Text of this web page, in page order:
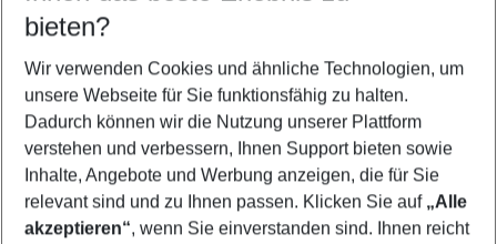
2 Erwachsene Keine Kinder
Mehr Filter anzeigen
bieten?
Wir verwenden Cookies und ähnliche Technologien, um
unsere Webseite für Sie funktionsfähig zu halten.
Dadurch können wir die Nutzung unserer Plattform
verstehen und verbessern, Ihnen Support bieten sowie
Inhalte, Angebote und Werbung anzeigen, die für Sie
relevant sind und zu Ihnen passen. Klicken Sie auf „Alle
akzeptieren“, wenn Sie einverstanden sind. Ihnen reicht